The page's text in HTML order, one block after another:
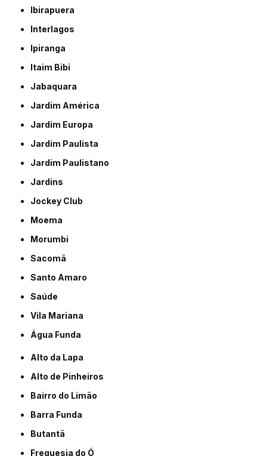
Ibirapuera
Interlagos
Ipiranga
Itaim Bibi
Jabaquara
Jardim América
Jardim Europa
Jardim Paulista
Jardim Paulistano
Jardins
Jockey Club
Moema
Morumbi
Sacomã
Santo Amaro
Saúde
Vila Mariana
Água Funda
Alto da Lapa
Alto de Pinheiros
Bairro do Limão
Barra Funda
Butantã
Freguesia do Ó